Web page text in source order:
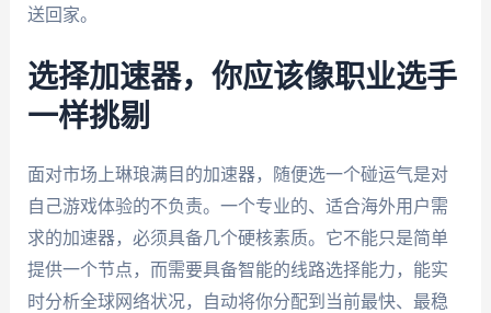
送回家。
选择加速器，你应该像职业选手
一样挑剔
面对市场上琳琅满目的加速器，随便选一个碰运气是对
自己游戏体验的不负责。一个专业的、适合海外用户需
求的加速器，必须具备几个硬核素质。它不能只是简单
提供一个节点，而需要具备智能的线路选择能力，能实
时分析全球网络状况，自动将你分配到当前最快、最稳